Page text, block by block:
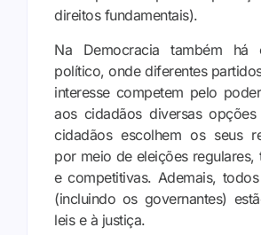
direitos fundamentais).
Na Democracia também há
político, onde diferentes
interesse competem pelo
aos cidadãos diversas
cidadãos escolhem os seus
por meio de eleições regulares,
e competitivas. Ademais,
(incluindo os governantes)
leis e à justiça.